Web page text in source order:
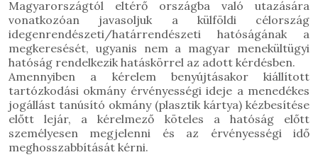
Magyarországtól eltérő országba való utazására
vonatkozóan javasoljuk a külföldi célország
idegenrendészeti/határrendészeti hatóságának a
megkeresését, ugyanis nem a magyar menekültügyi
hatóság rendelkezik hatáskörrel az adott kérdésben.
Amennyiben a kérelem benyújtásakor kiállított
tartózkodási okmány érvényességi ideje a menedékes
jogállást tanúsító okmány (plasztik kártya) kézbesítése
előtt lejár, a kérelmező köteles a hatóság előtt
személyesen megjelenni és az érvényességi idő
meghosszabbítását kérni.